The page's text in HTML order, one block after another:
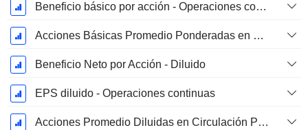
Beneficio básico por acción - Operaciones continuas
Acciones Básicas Promedio Ponderadas en Circulación
Beneficio Neto por Acción - Diluido
EPS diluido - Operaciones continuas
Acciones Promedio Diluidas en Circulación Ponderadas